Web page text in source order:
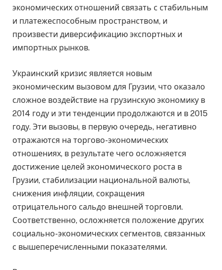
экономических отношений связать с стабильным
и платежеспособным пространством, и
произвести диверсификацию экспортных и
импортных рынков.
Украинский кризис является новым
экономическим вызовом для Грузии, что оказало
сложное воздействие на грузинскую экономику в
2014 году и эти тенденции продолжаются и в 2015
году. Эти вызовы, в первую очередь, негативно
отражаются на торгово-экономических
отношениях, в результате чего осложняется
достижение целей экономического роста в
Грузии, стабилизации национальной валюты,
снижения инфляции, сокращения
отрицательного сальдо внешней торговли.
Соответственно, осложняется положение других
социально-экономических сегментов, связанных
с вышеперечисленными показателями.